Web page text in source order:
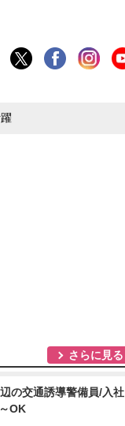
さらに見る
の交通誘導警備員/入社
OK